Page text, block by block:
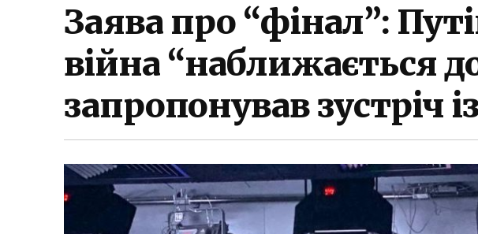
Заява про “фінал”:
війна “наближається
запропонував зустріч